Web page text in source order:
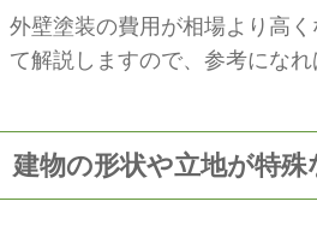
外壁塗装の費用が相場より高
て解説しますので、参考になれ
建物の形状や立地が特殊